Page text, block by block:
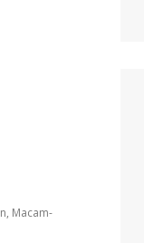
Macam-